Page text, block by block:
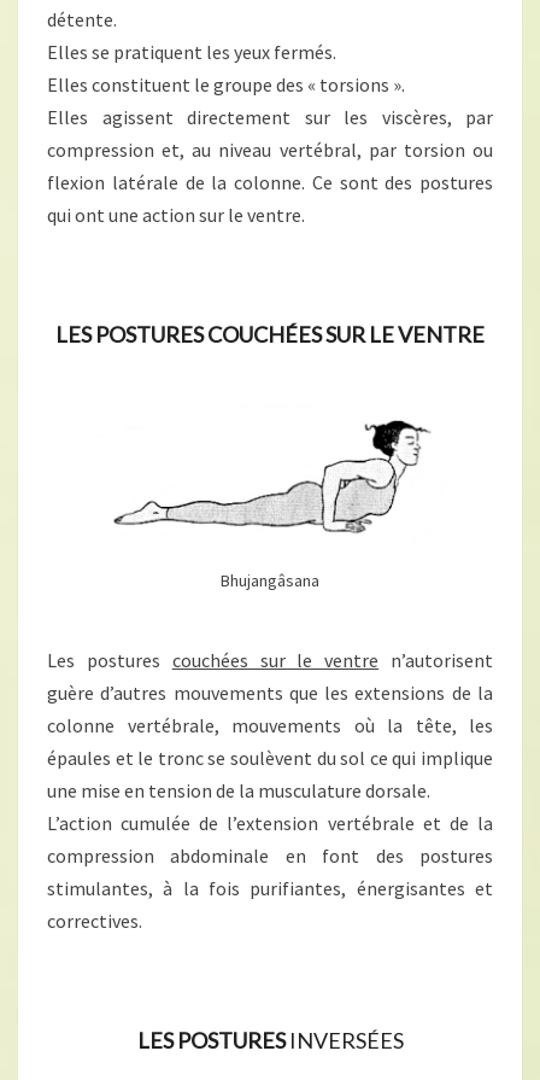
détente.
Elles se pratiquent les yeux fermés.
Elles constituent le groupe des « torsions ».
Elles agissent directement sur les viscères, par
compression et, au niveau vertébral, par torsion ou
flexion latérale de la colonne. Ce sont des postures
qui ont une action sur le ventre.
LES POSTURES COUCHÉES SUR LE VENTRE
Bhujangâsana
Les postures couchées sur le ventre n’autorisent
guère d’autres mouvements que les extensions de la
colonne vertébrale, mouvements où la tête, les
épaules et le tronc se soulèvent du sol ce qui implique
une mise en tension de la musculature dorsale.
L’action cumulée de l’extension vertébrale et de la
compression abdominale en font des postures
stimulantes, à la fois purifiantes, énergisantes et
correctives.
LES POSTURESINVERSÉES